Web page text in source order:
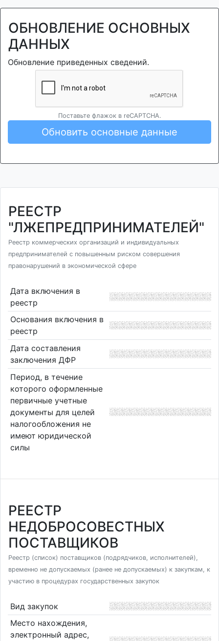
ОБНОВЛЕНИЕ ОСНОВНЫХ
ДАННЫХ
Обновление приведенных сведений.
Поставьте флажок в reCAPTCHA.
Обновить основные данные
РЕЕСТР
"ЛЖЕПРЕДПРИНИМАТЕЛЕЙ"
Реестр коммерческих организаций и индивидуальных
предпринимателей с повышенным риском совершения
правонарушений в экономической сфере
Дата включения в
реестр
Основания включения в
реестр
Дата составления
заключения ДФР
Период, в течение
которого оформленные
первичные учетные
документы для целей
налогообложения не
имеют юридической
силы
РЕЕСТР
НЕДОБРОСОВЕСТНЫХ
ПОСТАВЩИКОВ
Реестр (список) поставщиков (подрядчиков, исполнителей),
временно не допускаемых (ранее не допускаемых) к закупкам, к
участию в процедурах государственных закупок
Вид закупок
Место нахождения,
электронный адрес,